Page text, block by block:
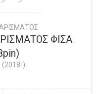
ΦΙΣΑ
(2018-)